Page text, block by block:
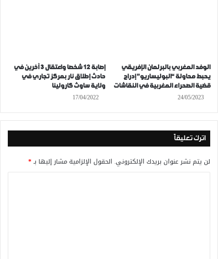
الوفد المغربي بالبرلمان الإفريقي
يحبط محاولة “البوليساريو” إدراج
قضية الصحراء المغربية في النقاشات
24/05/2023
إصابة 12 شخصا واعتقال 3 آخرين في
حادث إطلاق نار بمركز تجاري في
ولاية ساوث كارولينا
17/04/2022
اترك تعليقاً
لن يتم نشر عنوان بريدك الإلكتروني. الحقول الإلزامية مشار إليها بـ*